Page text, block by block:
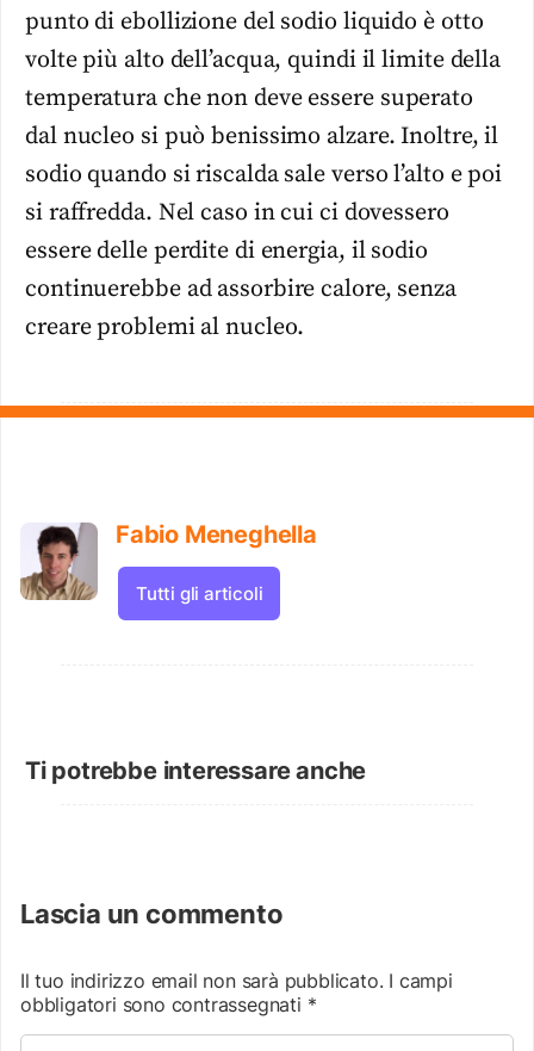
punto di ebollizione del sodio liquido è otto
volte più alto dell’acqua, quindi il limite della
temperatura che non deve essere superato
dal nucleo si può benissimo alzare. Inoltre, il
sodio quando si riscalda sale verso l’alto e poi
si raffredda. Nel caso in cui ci dovessero
essere delle perdite di energia, il sodio
continuerebbe ad assorbire calore, senza
creare problemi al nucleo.
Fabio Meneghella
Tutti gli articoli
Ti potrebbe interessare anche
Lascia un commento
Il tuo indirizzo email non sarà pubblicato. I campi
obbligatori sono contrassegnati *